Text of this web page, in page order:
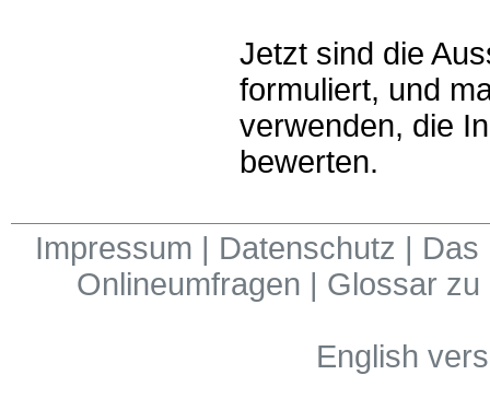
Jetzt sind die
formuliert, und
verwenden, die
bewerten.
Impressum | Datenschutz | Das
Onlineumfragen | Glossar zu
English